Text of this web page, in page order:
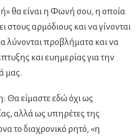
θα είναι η Φωνή σου, η οποία
στους αρμόδιους και να γίνονται
λύνονται προβλήματα και να
και ευημερίας για την
μας.
Θα είμαστε εδώ όχι ως
αλλά ως υπηρέτες της
το διαχρονικό ρητό, «η